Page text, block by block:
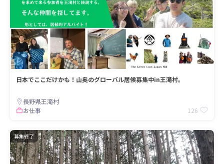
日本でここだけかも！山奥のグローバル居候募集中in王滝村。
長野県王滝村
お仕事
126
募集終了